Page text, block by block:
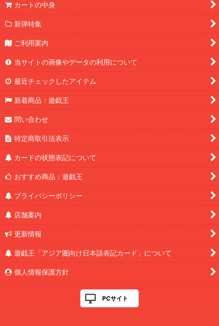
カートの中身
新弾特集
ご利用案内
当サイトの画像やデータの利用について
最近チェックしたアイテム
新着商品：遊戯王
問い合わせ
特定商取引法表示
カードの状態表記について
おすすめ商品：遊戯王
プライバシーポリシー
店舗案内
更新情報
遊戯王「アジア圏向け日本語表記カード」について
個人情報保護方針
PCサイト